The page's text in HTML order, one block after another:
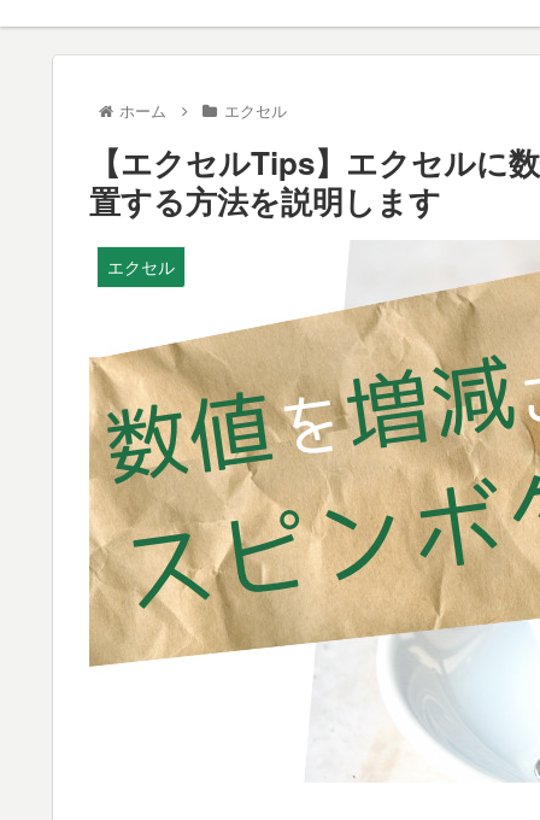
ホーム エクセル
【エクセルTips】エクセルに
置する方法を説明します
エクセル